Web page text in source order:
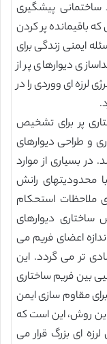
پیشگیری
باقیمانده پر کردن
ایمنی زندگی برای
دیوارهای پر از
لرزه ای ووردی را در
پر برای تشخیص
و طراحی دیوارهای
در بسیاری از موارد
محدودیتهای رانش
ملاحظات استحکام
دیوارهای
اعضای فریم می
تر می گردد. این
بین فریم ساختاری
مقاوم سازی ایمن
روش، این است که
ای بزرگ قرار می